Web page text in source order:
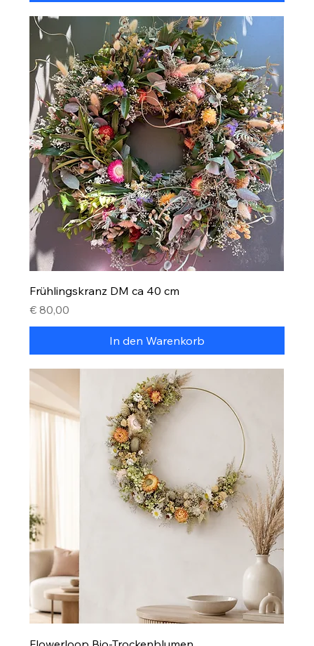
Frühlingskranz DM ca 40 cm
Preis
€ 80,00
In den Warenkorb